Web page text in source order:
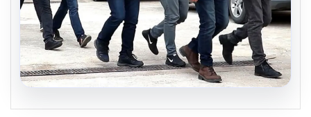
07.08.2026